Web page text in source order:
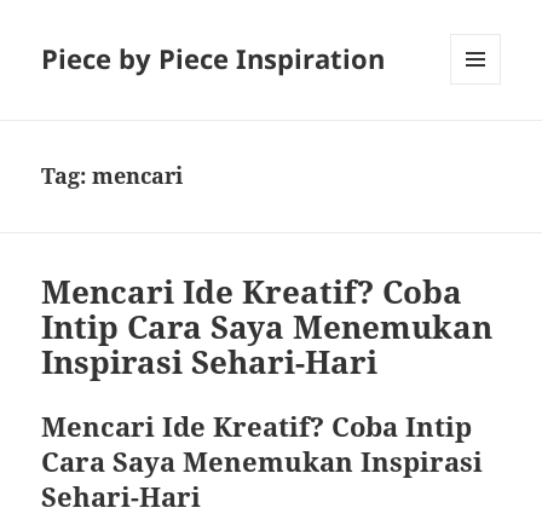
Piece by Piece Inspiration
Tag:mencari
Mencari Ide Kreatif? Coba
Intip Cara Saya Menemukan
Inspirasi Sehari-Hari
Mencari Ide Kreatif? Coba Intip
Cara Saya Menemukan Inspirasi
Sehari-Hari